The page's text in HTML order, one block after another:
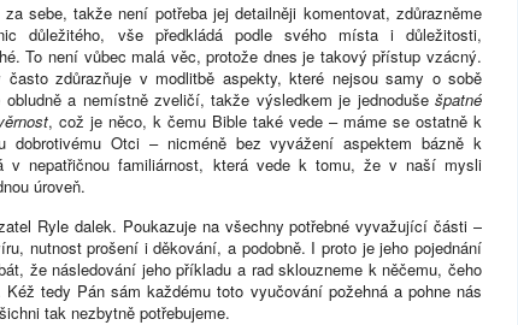
sebe, takže není potřeba jej detailněji komentovat, zdůrazněme
důležitého, vše předkládá podle svého místa i důležitosti,
To není vůbec malá věc, protože dnes je takový přístup vzácný.
často zdůrazňuje v modlitbě aspekty, které nejsou samy o sobě
a nemístně zveličí, takže výsledkem je jednoduše špatné
, což je něco, k čemu Bible také vede – máme se ostatně k
dobrotivému Otci – nicméně bez vyvážení aspektem bázně k
v nepatřičnou familiárnost, která vede k tomu, že v naší mysli
úroveň.
Ryle dalek. Poukazuje na všechny potřebné vyvažující části –
nutnost prošení i děkování, a podobně. I proto je jeho pojednání
že následování jeho příkladu a rad sklouzneme k něčemu, čeho
tedy Pán sám každému toto vyučování požehná a pohne nás
tak nezbytně potřebujeme.